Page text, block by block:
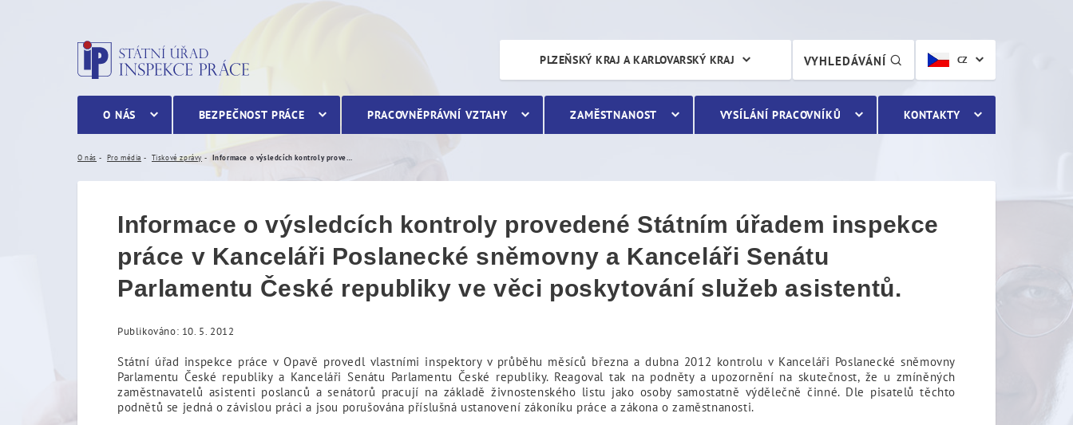
Informace o výsledcích kontroly provedené Státním úřadem inspekce práce
CZ
VYHLEDÁVÁNÍ
PLZEŇSKÝ KRAJ A KARLOVARSKÝ KRAJ
O NÁS BEZPEČNOST PRÁCE PRACOVNĚPRÁVNÍ VZTAHY ZAMĚSTNANOST VYSÍLÁNÍ PRACOVNÍKŮ KONTAKTY
O nás Pro média Tiskové zprávy
Informace o výsledcích kontroly provedené Státním úřadem inspekce
práce v Kanceláři Poslanecké sněmovny a Kanceláři Senátu
Parlamentu České republiky ve věci poskytování služeb asistentů.
Publikováno: 10. 5. 2012
Státní úřad inspekce práce v Opavě provedl vlastními inspektory v průběhu měsíců března a dubna 2012 kontrolu v Kanceláři Poslanecké sněmovny
Parlamentu České republiky a Kanceláři Senátu Parlamentu České republiky. Reagoval tak na podněty a upozornění na skutečnost, že u zmíněných
zaměstnavatelů asistenti poslanců a senátorů pracují na základě živnostenského listu jako osoby samostatně výdělečně činné. Dle pisatelů těchto
podnětů se jedná o závislou práci a jsou porušována příslušná ustanovení zákoníku práce a zákona o zaměstnanosti.